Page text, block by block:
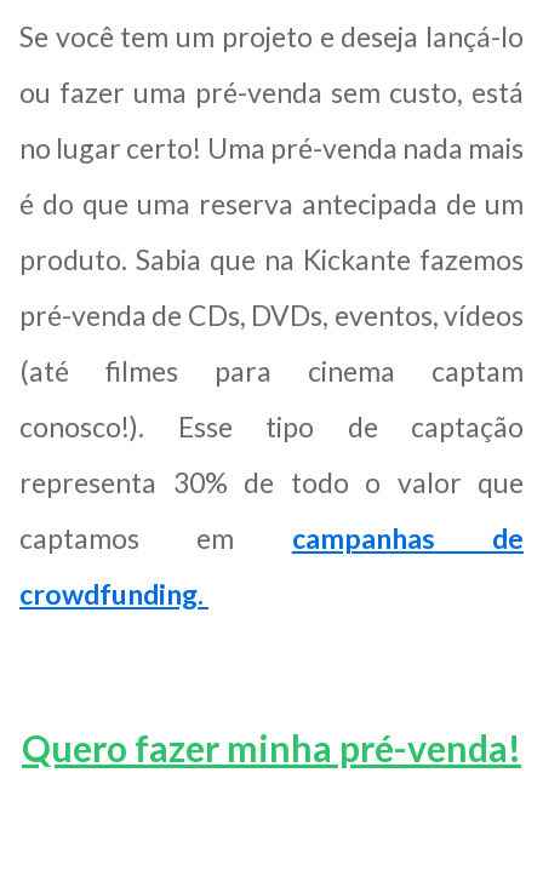
Se você tem um projeto e deseja lançá-lo
ou fazer uma pré-venda sem custo, está
no lugar certo! Uma pré-venda nada mais
é do que uma reserva antecipada de um
produto. Sabia que na Kickante fazemos
pré-venda de CDs, DVDs, eventos, vídeos
(até filmes para cinema captam
conosco!). Esse tipo de captação
representa 30% de todo o valor que
captamos em campanhas de
crowdfunding.
Quero fazer minha pré-venda!